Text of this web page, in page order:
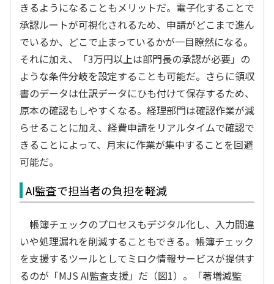
きるようになることもメリットだ。電子化することで
承認ルートが可視化されるため、申請がどこまで進ん
でいるか、どこで止まっているかが一目瞭然になる。
それに加え、「3万円以上は部門長の承認が必要」の
ような条件分岐を設定することも可能だ。さらに領収
書のデータは仕訳データにひも付けて保存するため、
原本の確認もしやすくなる。経理部門は確認作業が減
らせることに加え、経費申請をリアルタイムで確認で
きることによって、月末に作業が集中することを回避
可能だ。
AI監査で担当者の負担を軽減
帳簿チェックのプロセスもデジタル化し、入力間違
いや処理漏れを削減することもできる。帳簿チェック
を支援するツールとしてミロク情報サービスが提供す
るのが「MJS AI監査支援」だ（図1）。「著増減監